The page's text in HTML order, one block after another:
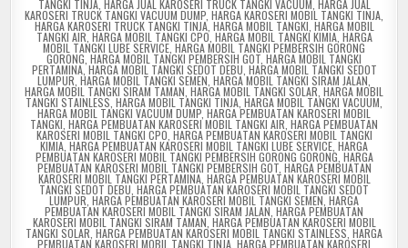
TANGKI TINJA, HARGA JUAL KAROSERI TRUCK TANGKI VACUUM, HARGA JUAL
KAROSERI TRUCK TANGKI VACUUM DUMP, HARGA KAROSERI MOBIL TANGKI TINJA,
HARGA KAROSERI TRUCK TANGKI TINJA, HARGA MOBIL TANGKI, HARGA MOBIL
TANGKI AIR, HARGA MOBIL TANGKI CPO, HARGA MOBIL TANGKI KIMIA, HARGA
MOBIL TANGKI LUBE SERVICE, HARGA MOBIL TANGKI PEMBERSIH GORONG
GORONG, HARGA MOBIL TANGKI PEMBERSIH GOT, HARGA MOBIL TANGKI
PERTAMINA,HARGA MOBIL TANGKI SEDOT DEBU, HARGA MOBIL TANGKI SEDOT
LUMPUR, HARGA MOBIL TANGKI SEMEN, HARGA MOBIL TANGKI SIRAM JALAN,
HARGA MOBIL TANGKI SIRAM TAMAN, HARGA MOBIL TANGKI SOLAR, HARGA MOBIL
TANGKI STAINLESS, HARGA MOBIL TANGKI TINJA, HARGA MOBIL TANGKI VACUUM,
HARGA MOBIL TANGKI VACUUM DUMP, HARGA PEMBUATAN KAROSERI MOBIL
TANGKI, HARGA PEMBUATAN KAROSERI MOBIL TANGKI AIR, HARGA PEMBUATAN
KAROSERI MOBIL TANGKI CPO, HARGA PEMBUATAN KAROSERI MOBIL TANGKI
KIMIA, HARGA PEMBUATAN KAROSERI MOBIL TANGKI LUBE SERVICE, HARGA
PEMBUATAN KAROSERI MOBIL TANGKI PEMBERSIH GORONG GORONG, HARGA
PEMBUATAN KAROSERI MOBIL TANGKI PEMBERSIH GOT, HARGA PEMBUATAN
KAROSERI MOBIL TANGKI PERTAMINA, HARGA PEMBUATAN KAROSERI MOBIL
TANGKI SEDOT DEBU, HARGA PEMBUATAN KAROSERI MOBIL TANGKI SEDOT
LUMPUR, HARGA PEMBUATAN KAROSERI MOBIL TANGKI SEMEN, HARGA
PEMBUATAN KAROSERI MOBIL TANGKI SIRAM JALAN, HARGA PEMBUATAN
KAROSERI MOBIL TANGKI SIRAM TAMAN, HARGA PEMBUATAN KAROSERI MOBIL
TANGKI SOLAR, HARGA PEMBUATAN KAROSERI MOBIL TANGKI STAINLESS, HARGA
PEMBUATAN KAROSERI MOBIL TANGKI TINJA, HARGA PEMBUATAN KAROSERI